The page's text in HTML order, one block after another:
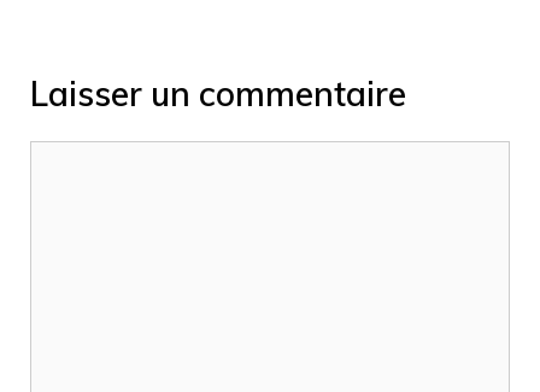
Laisser un commentaire